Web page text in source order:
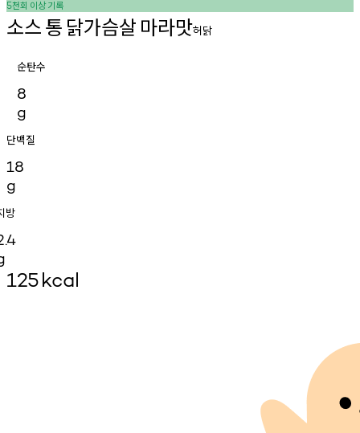
5천회 이상기록
소스통 닭가슴살 마라맛허닭
순탄수
8
g
단백질
18
g
방
125kcal